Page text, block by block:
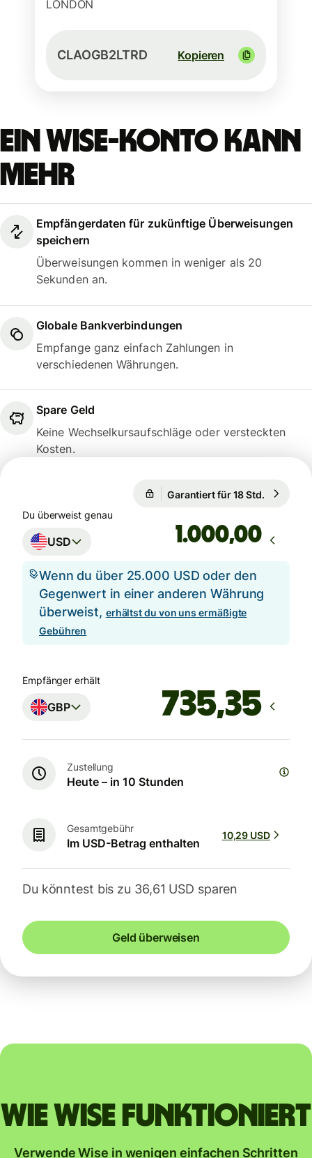
LONDON
CLAOGB2LTRD Kopieren
Ein Wise-Konto kann
mehr
Empfängerdaten für zukünftige Überweisungen
speichern
Überweisungen kommen in weniger als 20
Sekunden an.
Globale Bankverbindungen
Empfange ganz einfach Zahlungen in
verschiedenen Währungen.
Spare Geld
Keine Wechselkursaufschläge oder versteckten
Kosten.
Garantiert für 18 Std.
Du überweist genau
USD ,00
Wenn du über 25.000 USD oder den
Gegenwert in einer anderen Währung
überweist, erhältst du von uns ermäßigte
Gebühren
Empfänger erhält
GBP
Zustellung
Heute – in 10 Stunden
Gesamtgebühr
Im USD-Betrag enthalten
10,29 USD
Du könntest bis zu 36,61 USD sparen
Geld überweisen
Wie Wise funktioniert
Verwende Wise in wenigen einfachen Schritten